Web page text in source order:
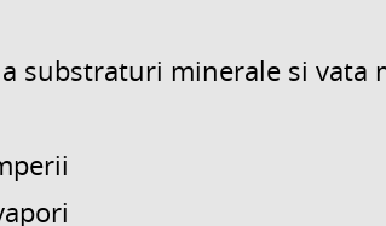
substraturi minerale si vata